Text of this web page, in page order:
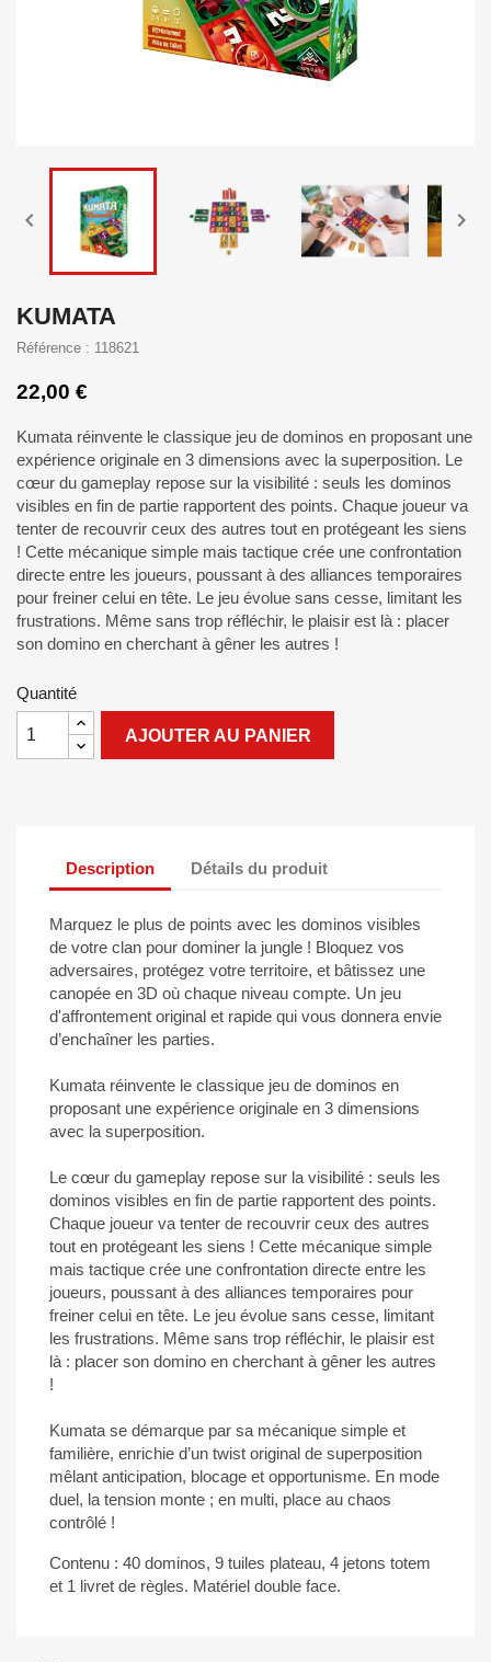
 
KUMATA
Référence : 118621
22,00 €
Kumata réinvente le classique jeu de dominos en proposant une
expérience originale en 3 dimensions avec la superposition. Le
cœur du gameplay repose sur la visibilité : seuls les dominos
visibles en fin de partie rapportent des points. Chaque joueur va
tenter de recouvrir ceux des autres tout en protégeant les siens
! Cette mécanique simple mais tactique crée une confrontation
directe entre les joueurs, poussant à des alliances temporaires
pour freiner celui en tête. Le jeu évolue sans cesse, limitant les
frustrations. Même sans trop réfléchir, le plaisir est là : placer
son domino en cherchant à gêner les autres !
Quantité
AJOUTER AU PANIER
Description Détails du produit
Marquez le plus de points avec les dominos visibles
de votre clan pour dominer la jungle ! Bloquez vos
adversaires, protégez votre territoire, et bâtissez une
canopée en 3D où chaque niveau compte. Un jeu
d'affrontement original et rapide qui vous donnera envie
d’enchaîner les parties.
Kumata réinvente le classique jeu de dominos en
proposant une expérience originale en 3 dimensions
avec la superposition.
Le cœur du gameplay repose sur la visibilité : seuls les
dominos visibles en fin de partie rapportent des points.
Chaque joueur va tenter de recouvrir ceux des autres
tout en protégeant les siens ! Cette mécanique simple
mais tactique crée une confrontation directe entre les
joueurs, poussant à des alliances temporaires pour
freiner celui en tête. Le jeu évolue sans cesse, limitant
les frustrations. Même sans trop réfléchir, le plaisir est
là : placer son domino en cherchant à gêner les autres
!
Kumata se démarque par sa mécanique simple et
familière, enrichie d’un twist original de superposition
mêlant anticipation, blocage et opportunisme. En mode
duel, la tension monte ; en multi, place au chaos
contrôlé !
Contenu : 40 dominos, 9 tuiles plateau, 4 jetons totem
et 1 livret de règles. Matériel double face.